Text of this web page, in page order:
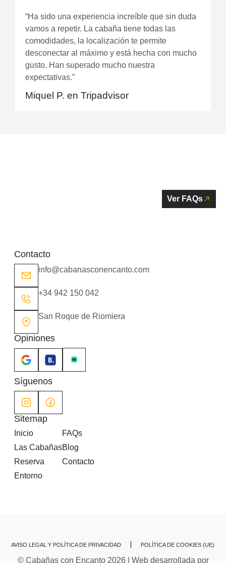
“Ha sido una experiencia increíble que sin duda
vamos a repetir. La cabaña tiene todas las
comodidades, la localización te permite
desconectar al máximo y está hecha con mucho
gusto. Han superado mucho nuestra
expectativas.”
Miquel P. en Tripadvisor
Ver FAQs
Contacto
info@cabanasconencanto.com
+34 942 150 042
San Roque de Riomiera
Opiniones
Síguenos
Sitemap
Inicio
Las Cabañas
Reserva
Entorno
FAQs
Blog
Contacto
AVISO LEGAL Y POLÍTICA DE PRIVACIDAD POLÍTICA DE COOKIES (UE)
© Cabañas con Encanto 2026 | Web desarrollada por